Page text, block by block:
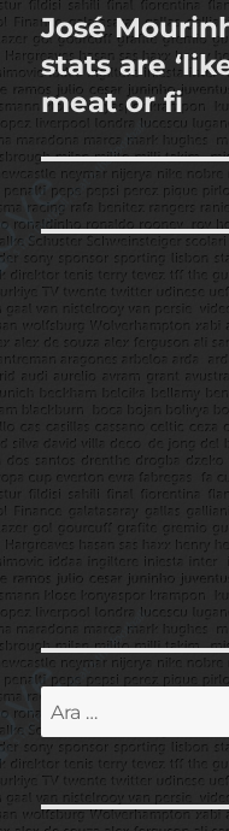
Sonraki
yazı:
José
stats are
meat or fi
Ara: